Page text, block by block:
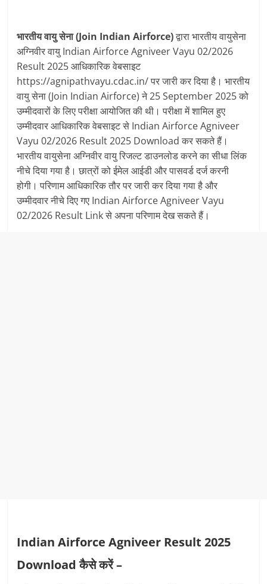
भारतीय वायु सेना (Join Indian Airforce)द्वारा भारतीय वायुसेना
अग्निवीर वायु Indian Airforce Agniveer Vayu 02/2026
Result 2025 आधिकारिक वेबसाइट
https://agnipathvayu.cdac.in/ पर जारी कर दिया है। भारतीय
वायु सेना (Join Indian Airforce) ने 25 September 2025 को
उम्मीदवारों के लिए परीक्षा आयोजित की थी। परीक्षा में शामिल हुए
उम्मीदवार आधिकारिक वेबसाइट से Indian Airforce Agniveer
Vayu 02/2026 Result 2025 Download कर सकते हैं।
भारतीय वायुसेना अग्निवीर वायु रिजल्ट डाउनलोड करने का सीधा लिंक
नीचे दिया गया है। छात्रों को ईमेल आईडी और पासवर्ड दर्ज करनी
होगी। परिणाम आधिकारिक तौर पर जारी कर दिया गया है और
उम्मीदवार नीचे दिए गए Indian Airforce Agniveer Vayu
02/2026 Result Link से अपना परिणाम देख सकते हैं।
Indian Airforce Agniveer Result 2025
Download कैसे करें –